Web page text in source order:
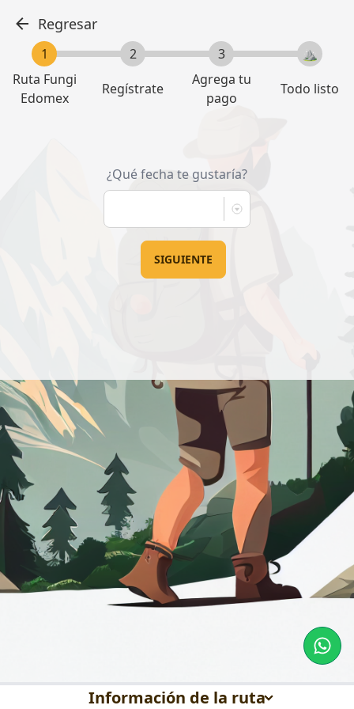
Información de la ruta
Regresar
Ruta Fungi
Edomex
Regístrate
Agrega tu
pago
Todo listo
¿Qué fecha te gustaría?
SIGUIENTE